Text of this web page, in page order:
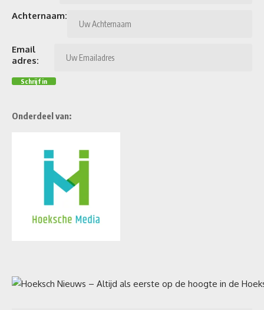
Achternaam:
Email
adres:
Onderdeel van: